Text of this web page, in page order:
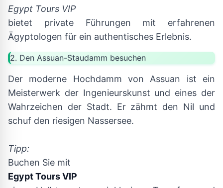
Egypt Tours VIP
bietet private Führungen mit erfahrenen
Ägyptologen für ein authentisches Erlebnis.
2. Den Assuan-Staudamm besuchen
Der moderne Hochdamm von Assuan ist ein
Meisterwerk der Ingenieurskunst und eines der
Wahrzeichen der Stadt. Er zähmt den Nil und
schuf den riesigen Nassersee.
Tipp:
Buchen Sie mit
Egypt Tours VIP